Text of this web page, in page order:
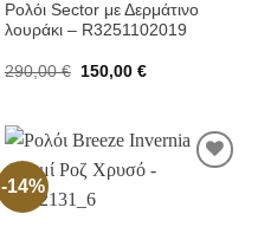
Ρολόι Sector με Δερμάτινο
λουράκι – R3251102019
290,00€
Original
150,00 €Current
-14%